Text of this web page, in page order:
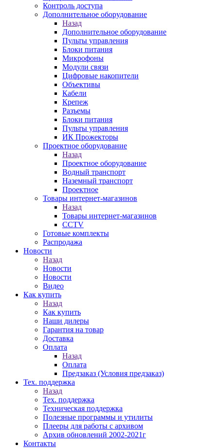
Контроль доступа
Дополнительное оборудование
Назад
Дополнительное оборудование
Пульты управления
Блоки питания
Микрофоны
Модули связи
Цифровые накопители
Объективы
Кабели
Крепеж
Разъемы
Блоки питания
Пульты управления
ИК Прожекторы
Проектное оборудование
Назад
Проектное оборудование
Водный транспорт
Наземный транспорт
Проектное
Товары интернет-магазинов
Назад
Товары интернет-магазинов
CCTV
Готовые комплекты
Распродажа
Новости
Назад
Новости
Новости
Видео
Как купить
Назад
Как купить
Наши дилеры
Гарантия на товар
Доставка
Оплата
Назад
Оплата
Предзаказ (Условия предзаказ)
Тех. поддержка
Назад
Тех. поддержка
Техническая поддержка
Полезные программы и утилиты
Плееры для работы с архивом
Архив обновлений 2002-2021г
Контакты